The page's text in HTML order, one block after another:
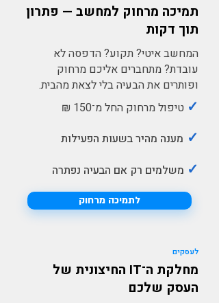
תמיכה מרחוק למחשב — פתרון
תוך דקות
המחשב איטי? תקוע? הדפסה לא
עובדת? מתחברים אליכם מרחוק
ופותרים את הבעיה בלי לצאת מהבית.
✓ טיפול מרחוק החל מ־150 ₪
✓ מענה מהיר בשעות הפעילות
✓ משלמים רק אם הבעיה נפתרה
לתמיכה מרחוק
לעסקים
מחלקת ה־IT החיצונית של
העסק שלכם